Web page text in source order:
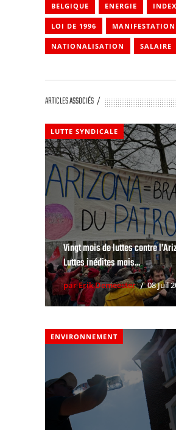
BELGIQUE ENERGIE INDEX
LOI DE 1996
NATIONALISATION SALAIRE
ARTICLES ASSOCIÉS
LUTTE SYNDICALE
Vingt mois de luttes contre
Luttes inédites mais...
par Erik Demeester 08 Juil
ENVIRONNEMENT